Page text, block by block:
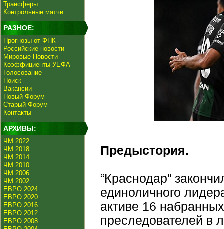
Трансферы
Контрольные матчи
РАЗНОЕ:
Прогнозы от ФНК
Российские новости
Мировые Новости
Коэффициенты УЕФА
Голосование
Поиск
Вакансии
Новый Форум
Старый Форум
Контакты
АРХИВЫ:
ЧМ 2022
ЧМ 2018
ЧМ 2014
ЧМ 2010
ЧМ 2006
ЧМ 2002
ЕВРО 2024
ЕВРО 2020
ЕВРО 2016
ЕВРО 2012
ЕВРО 2008
Предыстория.
“Краснодар”
единоличного
активе 16
преследователей в